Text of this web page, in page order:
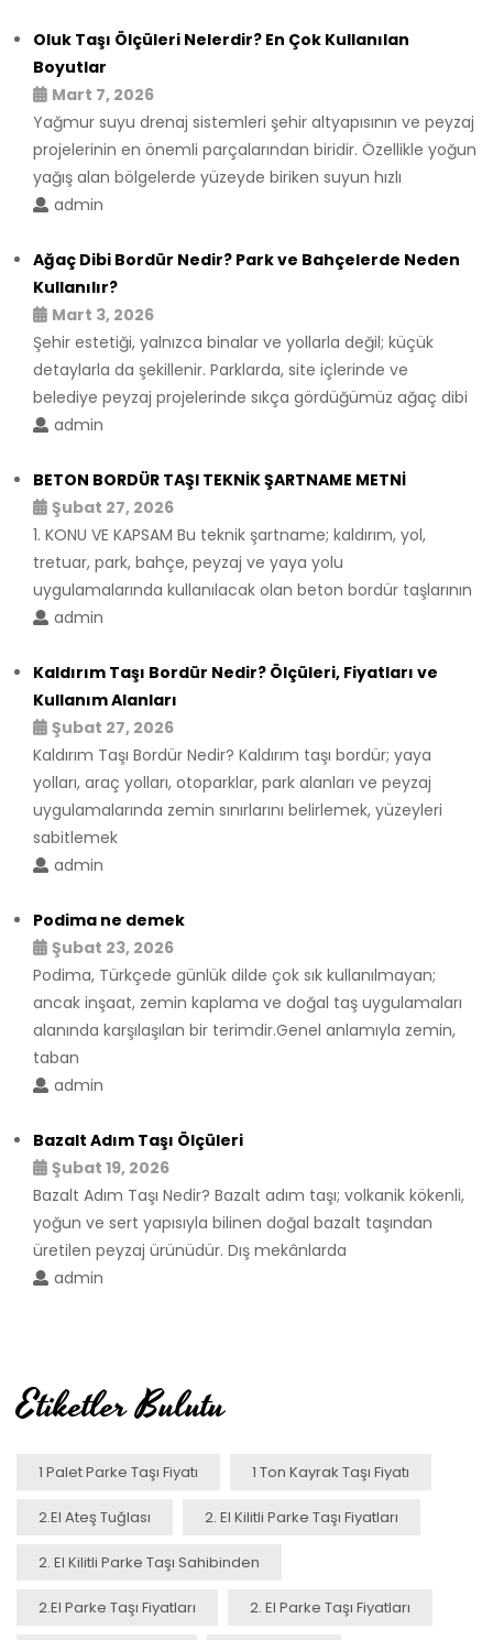
Oluk Taşı Ölçüleri Nelerdir? En Çok Kullanılan
Boyutlar
Mart 7, 2026
Yağmur suyu drenaj sistemleri şehir altyapısının ve peyzaj
projelerinin en önemli parçalarından biridir. Özellikle yoğun
yağış alan bölgelerde yüzeyde biriken suyun hızlı
admin
Ağaç Dibi Bordür Nedir? Park ve Bahçelerde Neden
Kullanılır?
Mart 3, 2026
Şehir estetiği, yalnızca binalar ve yollarla değil; küçük
detaylarla da şekillenir. Parklarda, site içlerinde ve
belediye peyzaj projelerinde sıkça gördüğümüz ağaç dibi
admin
BETON BORDÜR TAŞI TEKNİK ŞARTNAME METNİ
Şubat 27, 2026
1. KONU VE KAPSAM Bu teknik şartname; kaldırım, yol,
tretuar, park, bahçe, peyzaj ve yaya yolu
uygulamalarında kullanılacak olan beton bordür taşlarının
admin
Kaldırım Taşı Bordür Nedir? Ölçüleri, Fiyatları ve
Kullanım Alanları
Şubat 27, 2026
Kaldırım Taşı Bordür Nedir? Kaldırım taşı bordür; yaya
yolları, araç yolları, otoparklar, park alanları ve peyzaj
uygulamalarında zemin sınırlarını belirlemek, yüzeyleri
sabitlemek
admin
Podima ne demek
Şubat 23, 2026
Podima, Türkçede günlük dilde çok sık kullanılmayan;
ancak inşaat, zemin kaplama ve doğal taş uygulamaları
alanında karşılaşılan bir terimdir.Genel anlamıyla zemin,
taban
admin
Bazalt Adım Taşı Ölçüleri
Şubat 19, 2026
Bazalt Adım Taşı Nedir? Bazalt adım taşı; volkanik kökenli,
yoğun ve sert yapısıyla bilinen doğal bazalt taşından
üretilen peyzaj ürünüdür. Dış mekânlarda
admin
Etiketler Bulutu
1 Palet Parke Taşı Fiyatı 1 Ton Kayrak Taşı Fiyatı
2.el Ateş Tuğlası 2. El Kilitli Parke Taşı Fiyatları
2. El Kilitli Parke Taşı Sahibinden
2.el Parke Taşı Fiyatları 2. El Parke Taşı Fiyatları